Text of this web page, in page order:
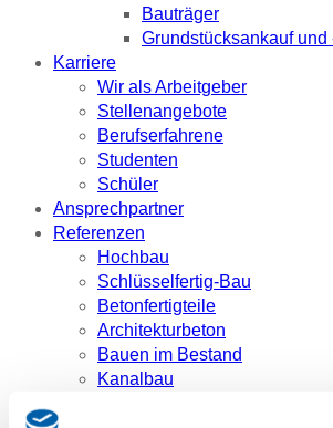
Bauträger
Grundstücksankauf und
Karriere
Wir als Arbeitgeber
Stellenangebote
Berufserfahrene
Studenten
Schüler
Ansprechpartner
Referenzen
Hochbau
Schlüsselfertig-Bau
Betonfertigteile
Architekturbeton
Bauen im Bestand
Kanalbau